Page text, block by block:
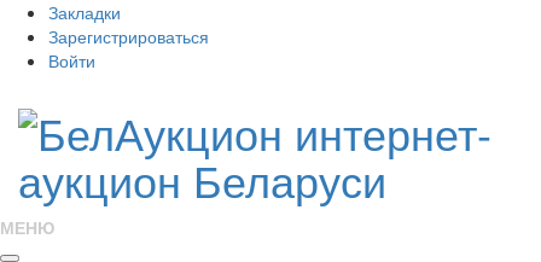
Закладки
Зарегистрироваться
Войти
МЕНЮ